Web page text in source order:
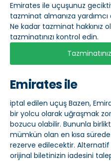
Emirates ile uçuşunuz
tazminat almanıza
Ne kadar tazminat hakkınız
tazminatınızı kontrol edin.
Emirates ile
iptal edilen uçuş Bazen,
bir yolcu olarak uğraşmak
bozucu olabilir. Bununla
mümkün olan en kısa
rezerve edilecektir.
orijinal biletinizin iadesini